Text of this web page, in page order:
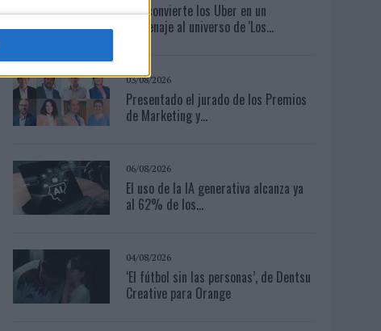
KFC convierte los Uber en un
homenaje al universo de 'Los...
03/08/2026
Presentado el jurado de los Premios
de Marketing y...
06/08/2026
El uso de la IA generativa alcanza ya
al 62% de los...
04/08/2026
‘El fútbol sin las personas’, de Dentsu
Creative para Orange